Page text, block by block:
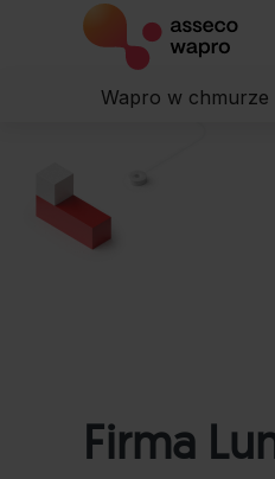
Wapro w chmurze
Firma